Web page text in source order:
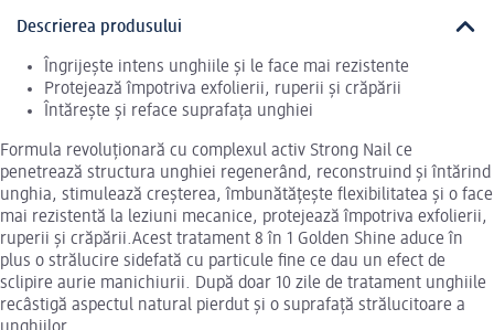
Descrierea produsului
Îngrijește intens unghiile și le face mai rezistente
Protejează împotriva exfolierii, ruperii și crăpării
Întărește și reface suprafața unghiei
Formula revoluționară cu complexul activ Strong Nail ce
penetrează structura unghiei regenerând, reconstruind și întărind
unghia, stimulează creșterea, îmbunătățește flexibilitatea și o face
mai rezistentă la leziuni mecanice, protejează împotriva exfolierii,
ruperii și crăpării.Acest tratament 8 în 1 Golden Shine aduce în
plus o strălucire sidefată cu particule fine ce dau un efect de
sclipire aurie manichiurii. După doar 10 zile de tratament unghiile
recâstigă aspectul natural pierdut și o suprafață strălucitoare a